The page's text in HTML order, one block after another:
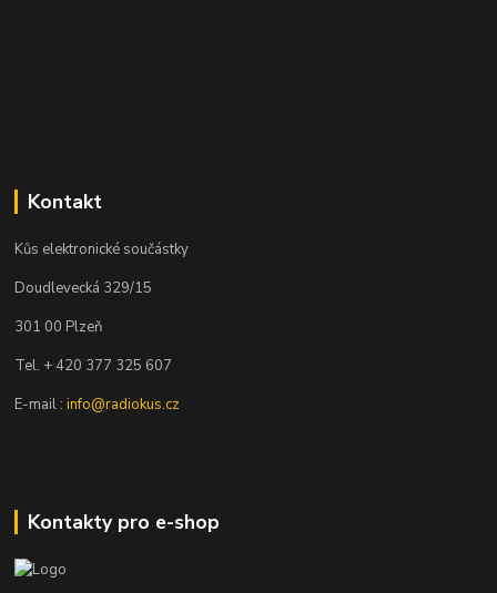
Kontakt
Kůs elektronické součástky
Doudlevecká 329/15
301 00 Plzeň
Tel. + 420 377 325 607
E-mail :info@radiokus.cz
Kontakty pro e-shop